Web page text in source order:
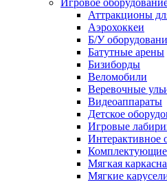
Игровое
Аттракционы
Аэрохоккеи
Б/У
Батутные арены
Бизиборды
Веломобили
Веревочные
Видеоаппараты
Детское
Игровые
Интерактивное
Комплектующие
Мягкая
Мягкие